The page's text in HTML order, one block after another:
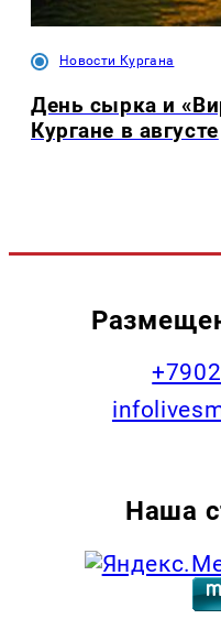
Новости Кургана
День сырка и
Кургане в августе
Наша